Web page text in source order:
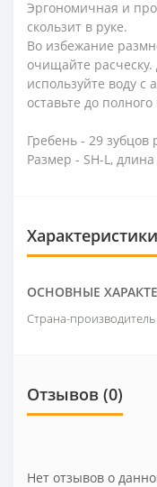
Эргономичная и
скользит в руке.
Во избежание
очищайте
используйте воду с
оставьте до
Гребень - 29
Размер - SH-L,
Характеристики
ОСНОВНЫЕ
Страна-производитель
Отзывов (0)
Нет отзывов о